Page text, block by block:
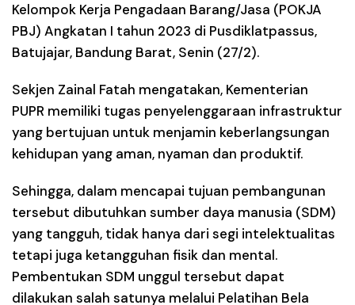
Kelompok Kerja Pengadaan Barang/Jasa (POKJA
PBJ) Angkatan I tahun 2023 di Pusdiklatpassus,
Batujajar, Bandung Barat, Senin (27/2).
Sekjen Zainal Fatah mengatakan, Kementerian
PUPR memiliki tugas penyelenggaraan infrastruktur
yang bertujuan untuk menjamin keberlangsungan
kehidupan yang aman, nyaman dan produktif.
Sehingga, dalam mencapai tujuan pembangunan
tersebut dibutuhkan sumber daya manusia (SDM)
yang tangguh, tidak hanya dari segi intelektualitas
tetapi juga ketangguhan fisik dan mental.
Pembentukan SDM unggul tersebut dapat
dilakukan salah satunya melalui Pelatihan Bela